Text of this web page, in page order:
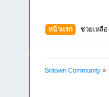
หน้าแรก ช่วยเหลือ
Sritown Community »